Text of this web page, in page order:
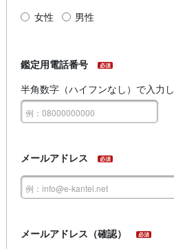
女性 男性
鑑定用電話番号 必須
半角数字（ハイフンなし）で入力
メールアドレス 必須
メールアドレス（確認） 必須